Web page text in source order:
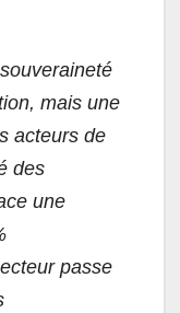
mais une
acteurs de
des
une
passe